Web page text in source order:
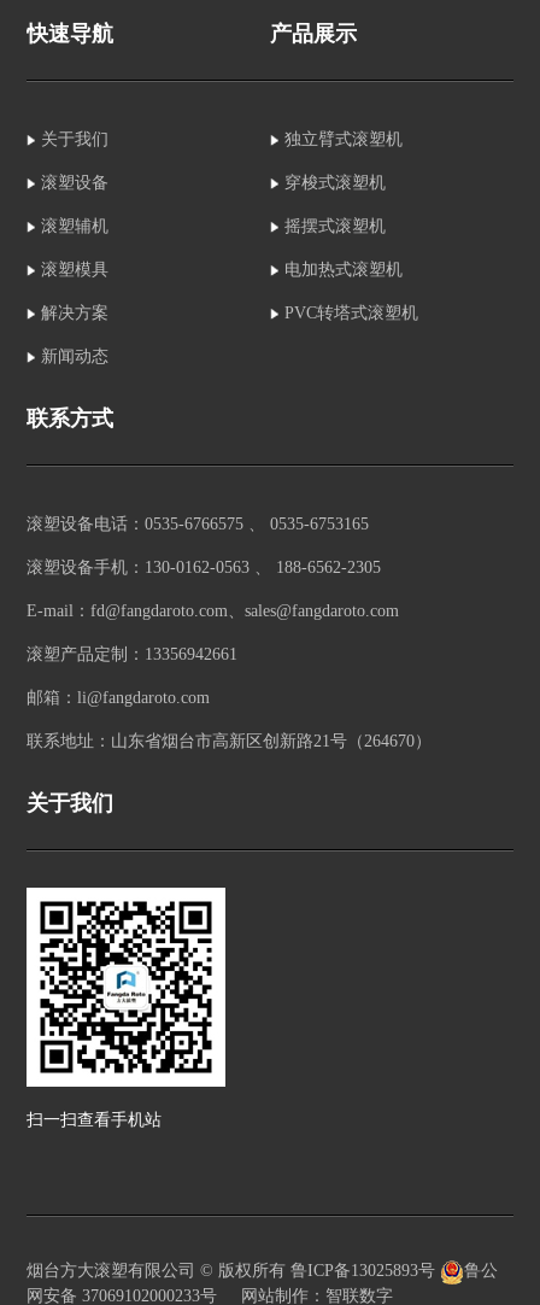
快速导航
关于我们
滚塑设备
滚塑辅机
滚塑模具
解决方案
新闻动态
产品展示
独立臂式滚塑机
穿梭式滚塑机
摇摆式滚塑机
电加热式滚塑机
PVC转塔式滚塑机
联系方式
滚塑设备电话：0535-6766575 、 0535-6753165
滚塑设备手机：130-0162-0563 、 188-6562-2305
E-mail：fd@fangdaroto.com、sales@fangdaroto.com
滚塑产品定制：13356942661
邮箱：li@fangdaroto.com
联系地址：山东省烟台市高新区创新路21号（264670）
关于我们
扫一扫查看手机站
烟台方大滚塑有限公司 © 版权所有 鲁ICP备13025893号
鲁公
网安备 37069102000233号
网站制作：智联数字